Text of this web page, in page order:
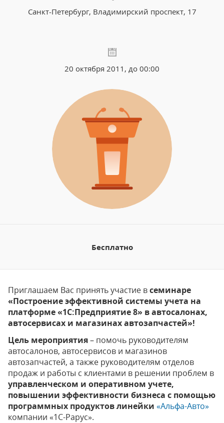
Санкт-Петербург, Владимирский проспект, 17
20 октября 2011, до 00:00
Бесплатно
Приглашаем Вас принять участие всеминаре
«Построение эффективной системы учета на
платформе «1С:Предприятие 8» в автосалонах,
автосервисах и магазинах автозапчастей»!
Цель мероприятия– помочь руководителям
автосалонов, автосервисов и магазинов
автозапчастей, а также руководителям отделов
продаж и работы с клиентами в решении проблем в
управленческом и оперативном учете,
повышении эффективности бизнеса с помощью
программных продуктов линейки «Альфа-Авто»
компании «1С-Рарус».